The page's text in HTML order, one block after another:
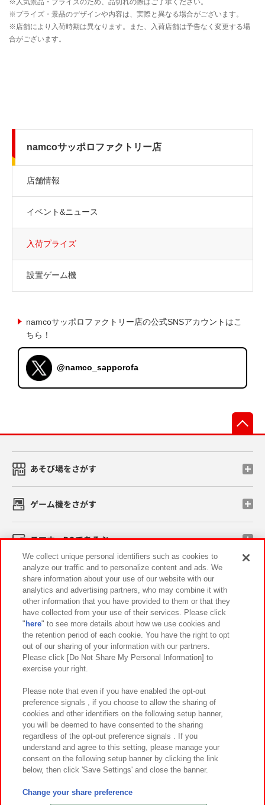
namcoサッポロファクトリー店
店舗情報
イベント&ニュース
入荷プライズ
設置ゲーム機
namcoサッポロファクトリー店の公式SNSアカウントはこ
ちら！
@namco_sapporofa
あそび場をさがす
ゲーム機をさがす
スマホ・PCであそぶ
イベント・キャンペーン
関連会社 サステナビリティ サイトポリシー
プライバシーポリシー ウェブアクセシビリティ方針と検証結果
お取引先さまとともに
カスタマーハラスメント対応方針 よくあるご質問・お問い合わせ
©Bandai Namco Amusement Inc.
©Bandai Namco Amusement Lab Inc.
We collect unique personal identifiers such as cookies to
analyze our traffic and to personalize content and ads. We
share information about your use of our website with our
analytics and advertising partners, who may combine it with
other information that you have provided to them or that they
have collected from your use of their services. Please click
" here" to see more details about how we use cookies and
the retention period of each cookie. You have the right to opt
out of our sharing of your information with our partners.
Please click [Do Not Share My Personal Information] to
exercise your right.
Please note that even if you have enabled the opt-out
preference signals , if you choose to allow the sharing of
cookies and other identifiers on the following setup banner,
you will be deemed to have consented to the sharing
regardless of the opt-out preference signals . If you
understand and agree to this setting, please manage your
consent on the following setup banner by clicking the link
below, then click 'Save Settings' and close the banner.
Change your share preference